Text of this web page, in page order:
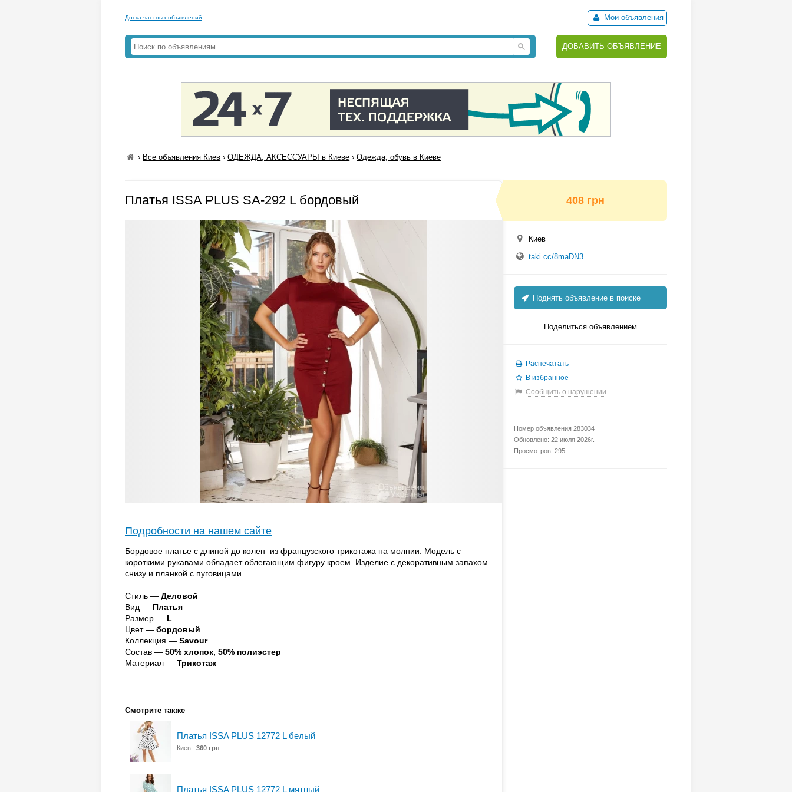
Доска частных объявлений Мои объявления
ДОБАВИТЬ ОБЪЯВЛЕНИЕ
› Все объявления Киев ›ОДЕЖДА, АКСЕССУАРЫ в Киеве ›Одежда, обувь в Киеве
Платья ISSA PLUS SA-292 L бордовый
Подробности на нашем сайте
Бордовое платье с длиной до колен из французского трикотажа на молнии. Модель с
короткими рукавами обладает облегающим фигуру кроем. Изделие с декоративным запахом
снизу и планкой с пуговицами.
Стиль — Деловой
Вид — Платья
Размер — L
Цвет — бордовый
Коллекция — Savour
Состав — 50% хлопок, 50% полиэстер
Материал — Трикотаж
Смотрите также
Платья ISSA PLUS 12772 L белый
Киев 360 грн
Платья ISSA PLUS 12772 L мятный
408 грн
Киев
taki.cc/8maDN3
Поднять объявление в поиске
Поделиться объявлением
Распечатать
В избранное
Сообщить о нарушении
Номер объявления 283034
Обновлено: 22 июля 2026г.
Просмотров: 295